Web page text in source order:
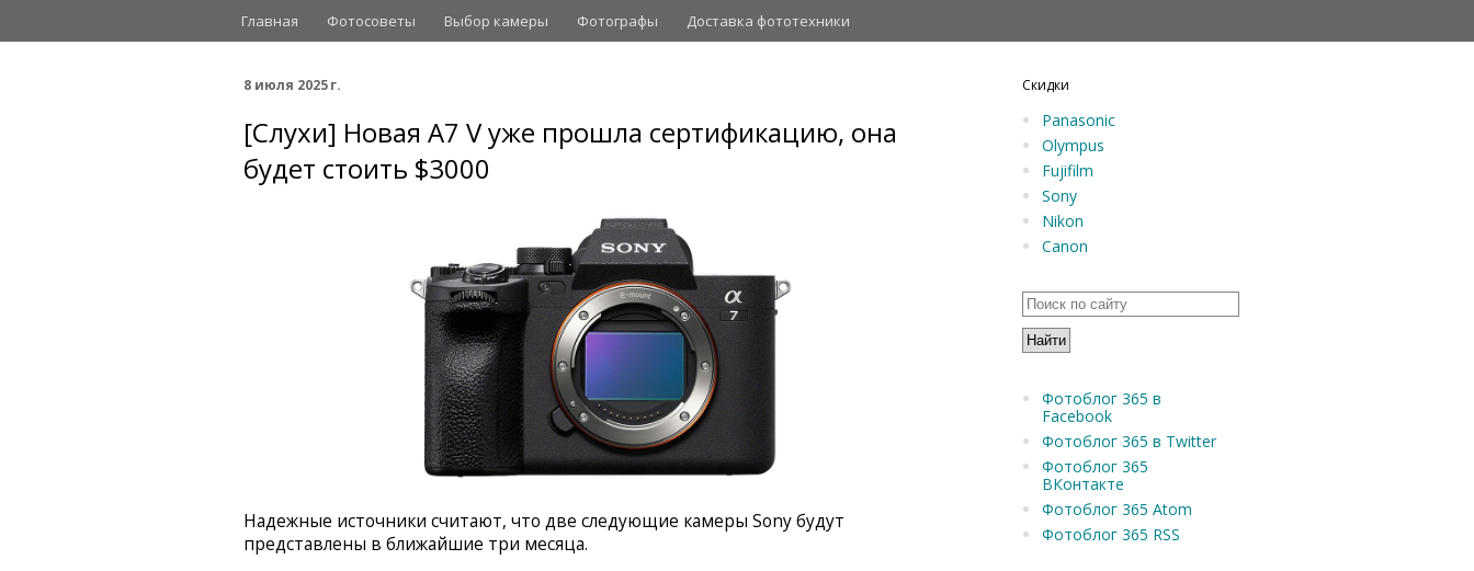
Главная Фотосоветы Выбор камеры Фотографы Доставка фототехники
8 июля 2025 г.
[Слухи] Новая A7 V уже прошла сертификацию, она
будет стоить $3000
Надежные источники считают, что две следующие камеры Sony будут
представлены в ближайшие три месяца.
Скидки
Panasonic
Olympus
Fujifilm
Sony
Nikon
Canon
Фотоблог 365 в
Facebook
Фотоблог 365 в Twitter
Фотоблог 365
ВКонтакте
Фотоблог 365 Atom
Фотоблог 365 RSS